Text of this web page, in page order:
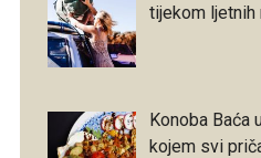
tijekom ljetnih
Konoba Baća
kojem svi